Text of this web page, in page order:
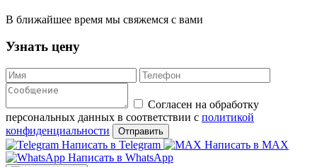
В ближайшее время мы свяжемся с вами
Узнать цену
Согласен на обработку
персональных данных в соответствии с политикой
конфиденциальности
Написать в Telegram
Написать в MAX
Написать в WhatsApp